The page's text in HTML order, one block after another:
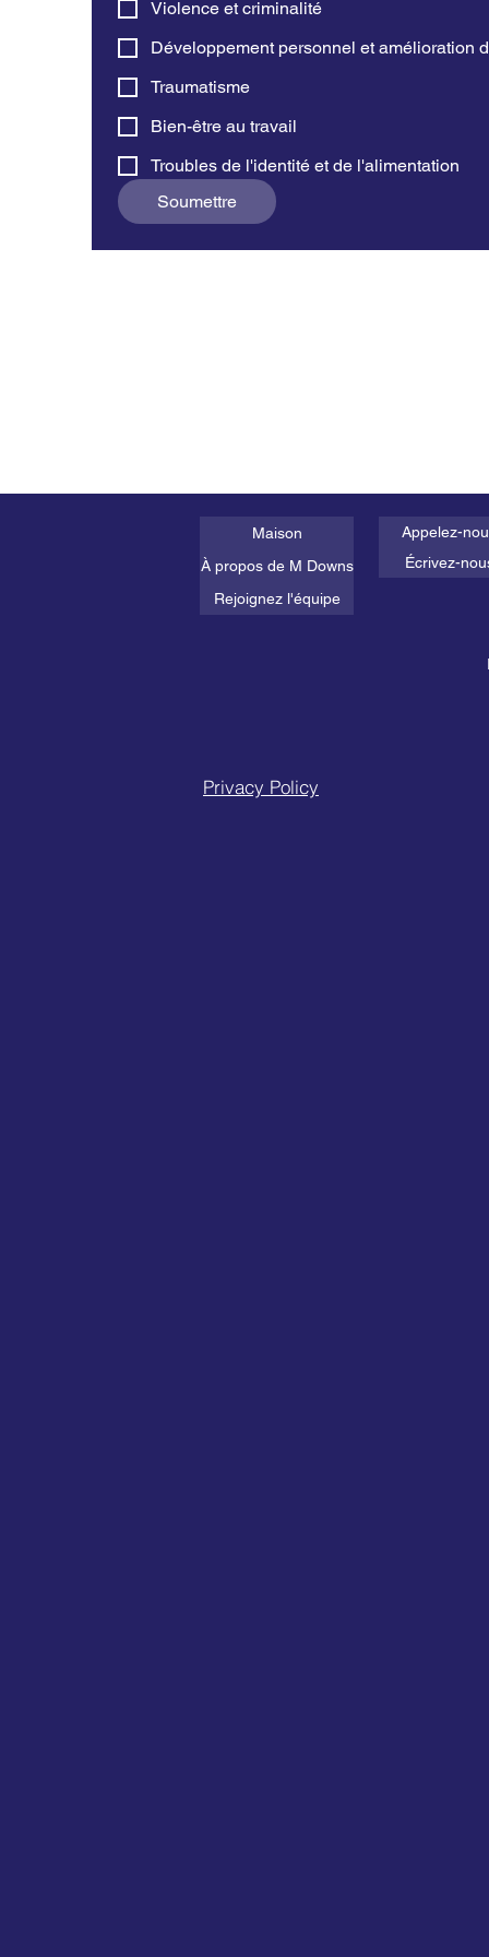
Violence et criminalité
Développement personnel et amélioration
Traumatisme
Bien-être au travail
Troubles de l'identité et de l'alimentation
Soumettre
Maison
À propos de M Downs
Rejoignez l'équipe
Appelez-
Écrivez-
Privacy Policy